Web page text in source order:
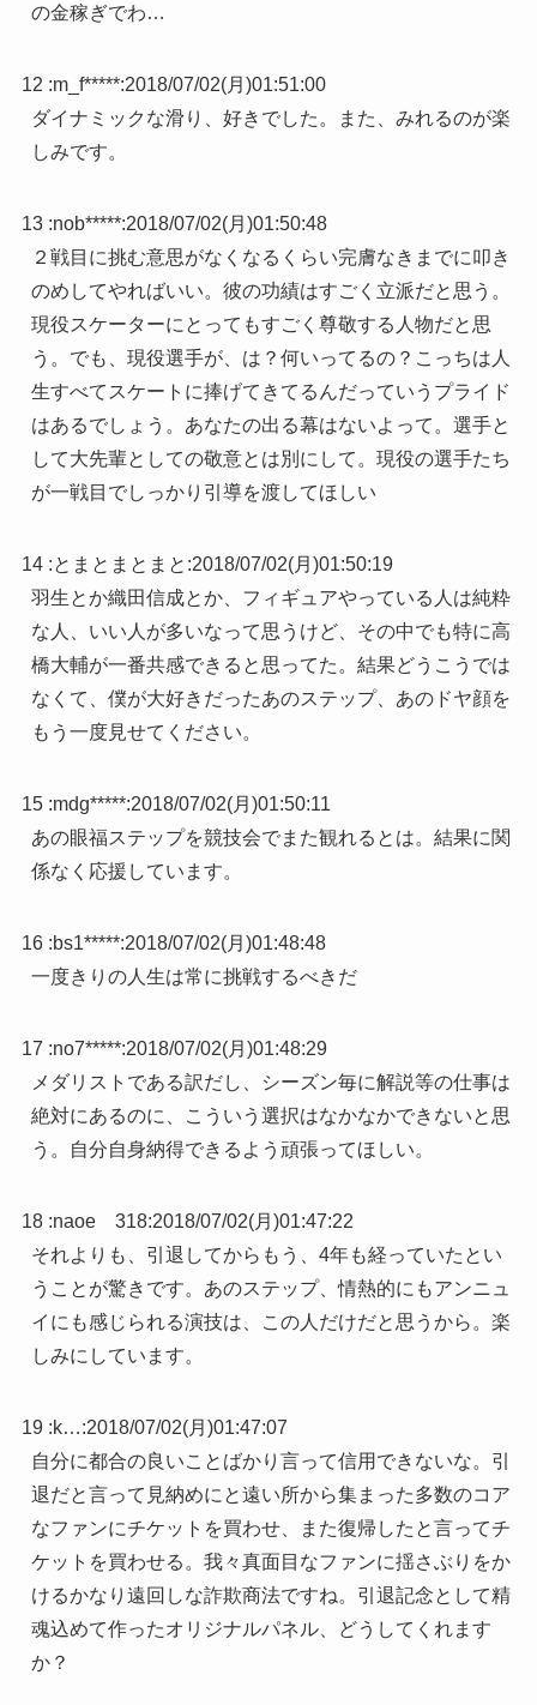
の金稼ぎでわ…
12 :m_f*****:2018/07/02(月)01:51:00
ダイナミックな滑り、好きでした。また、みれるのが楽
しみです。
13 :nob*****:2018/07/02(月)01:50:48
２戦目に挑む意思がなくなるくらい完膚なきまでに叩き
のめしてやればいい。彼の功績はすごく立派だと思う。
現役スケーターにとってもすごく尊敬する人物だと思
う。でも、現役選手が、は？何いってるの？こっちは人
生すべてスケートに捧げてきてるんだっていうプライド
はあるでしょう。あなたの出る幕はないよって。選手と
して大先輩としての敬意とは別にして。現役の選手たち
が一戦目でしっかり引導を渡してほしい
14 :とまとまとまと :2018/07/02(月)01:50:19
羽生とか織田信成とか、フィギュアやっている人は純粋
な人、いい人が多いなって思うけど、その中でも特に高
橋大輔が一番共感できると思ってた。結果どうこうでは
なくて、僕が大好きだったあのステップ、あのドヤ顔を
もう一度見せてください。
15 :mdg*****:2018/07/02(月)01:50:11
あの眼福ステップを競技会でまた観れるとは。結果に関
係なく応援しています。
16 :bs1*****:2018/07/02(月)01:48:48
一度きりの人生は常に挑戦するべきだ
17 :no7*****:2018/07/02(月)01:48:29
メダリストである訳だし、シーズン毎に解説等の仕事は
絶対にあるのに、こういう選択はなかなかできないと思
う。自分自身納得できるよう頑張ってほしい。
18 :naoe 318:2018/07/02(月)01:47:22
それよりも、引退してからもう、4年も経っていたとい
うことが驚きです。あのステップ、情熱的にもアンニュ
イにも感じられる演技は、この人だけだと思うから。楽
しみにしています。
19 :k…:2018/07/02(月)01:47:07
自分に都合の良いことばかり言って信用できないな。引
退だと言って見納めにと遠い所から集まった多数のコア
なファンにチケットを買わせ、また復帰したと言ってチ
ケットを買わせる。我々真面目なファンに揺さぶりをか
けるかなり遠回しな詐欺商法ですね。引退記念として精
魂込めて作ったオリジナルパネル、どうしてくれます
か？